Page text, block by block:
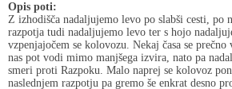
Opis poti:
Z izhodišča nadaljujemo levo po slabši cesti, po
razpotja tudi nadaljujemo levo ter s hojo
vzpenjajočem se kolovozu. Nekaj časa se
nas pot vodi mimo manjšega izvira, nato pa
smeri proti Razpoku. Malo naprej se kolovoz
naslednjem razpotju pa gremo še enkrat desno